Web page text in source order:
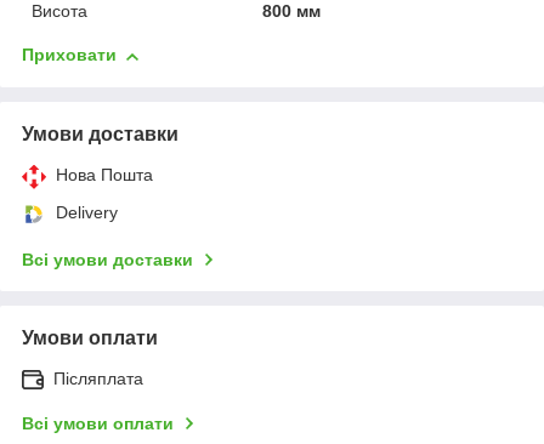
Висота
800 мм
Приховати
Умови доставки
Нова Пошта
Delivery
Всі умови доставки
Умови оплати
Післяплата
Всі умови оплати